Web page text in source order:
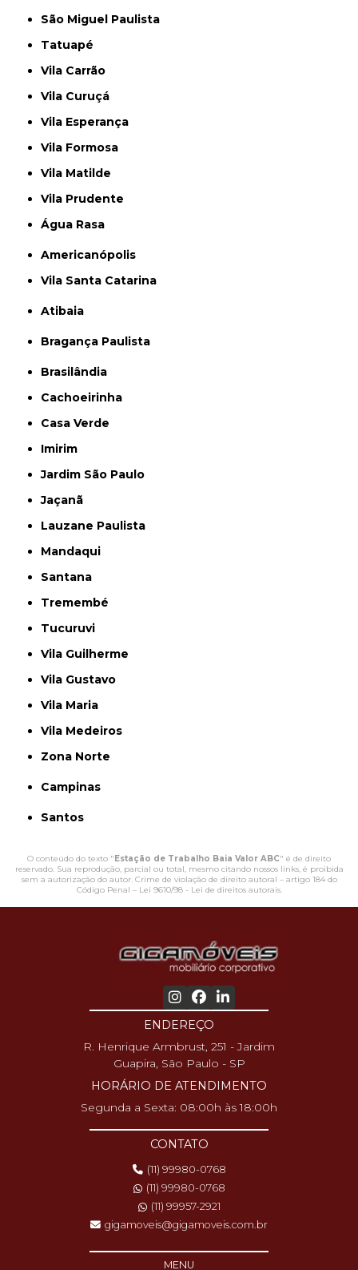
São Miguel Paulista
Tatuapé
Vila Carrão
Vila Curuçá
Vila Esperança
Vila Formosa
Vila Matilde
Vila Prudente
Água Rasa
Americanópolis
Vila Santa Catarina
Atibaia
Bragança Paulista
Brasilândia
Cachoeirinha
Casa Verde
Imirim
Jardim São Paulo
Jaçanã
Lauzane Paulista
Mandaqui
Santana
Tremembé
Tucuruvi
Vila Guilherme
Vila Gustavo
Vila Maria
Vila Medeiros
Zona Norte
Campinas
Santos
O conteúdo do texto "Estação de Trabalho Baia Valor ABC" é de direito
reservado. Sua reprodução, parcial ou total, mesmo citando nossos links, é proibida
sem a autorização do autor. Crime de violação de direito autoral – artigo 184 do
Código Penal – Lei 9610/98 - Lei de direitos autorais.
ENDEREÇO
R. Henrique Armbrust, 251 - Jardim
Guapira, São Paulo - SP
HORÁRIO DE ATENDIMENTO
Segunda a Sexta: 08:00h às 18:00h
CONTATO
(11) 99980-0768
(11) 99980-0768
(11) 99957-2921
gigamoveis@gigamoveis.com.br
MENU